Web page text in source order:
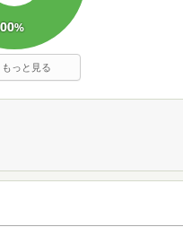
%
もっと見る